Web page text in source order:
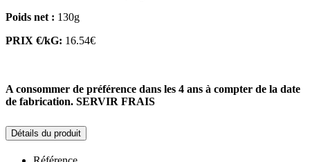
Poids net : 130g
PRIX €/kG: 16.54€
A consommer de préférence dans les 4 ans à compter de la date
de fabrication. SERVIR FRAIS
Détails du produit